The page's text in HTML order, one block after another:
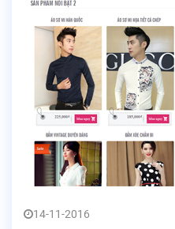
14-11-2016